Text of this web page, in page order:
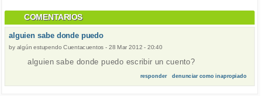
COMENTARIOS
alguien sabe donde puedo
by algún estupendo Cuentacuentos - 28 Mar 2012 - 20:40
alguien sabe donde puedo escribir un cuento?
responder denunciar como inapropiado